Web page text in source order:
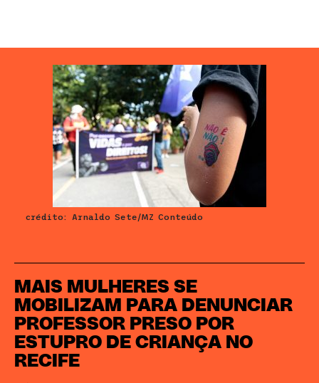
MAIS MULHERES SE
MOBILIZAM PARA DENUNCIAR
PROFESSOR PRESO POR
ESTUPRO DE CRIANÇA NO
RECIFE
crédito: Arnaldo Sete/MZ Conteúdo